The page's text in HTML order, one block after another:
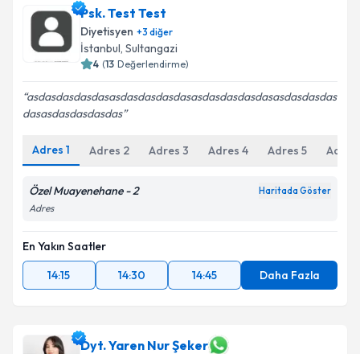
Psk. Test Test
Diyetisyen +3 diğer
İstanbul, Sultangazi
4 (13 Değerlendirme)
asdasdasdasdasasdasdasdasdasasdasdasdasdasasdasdasdas
dasasdasdasdasdas
Adres 1 Adres 2 Adres 3 Adres 4 Adres 5 Adres
Özel Muayenehane - 2 Haritada Göster
Adres
En Yakın Saatler
14:15
14:30 14:45 Daha Fazla
Dyt. Yaren Nur Şeker